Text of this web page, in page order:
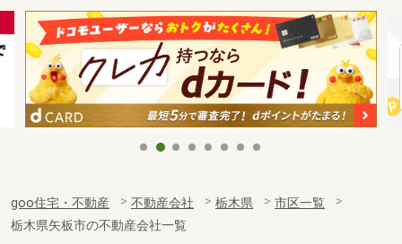
goo住宅・不動産 不動産会社 栃木県
市区一覧
栃木県矢板市の不動産会社一覧